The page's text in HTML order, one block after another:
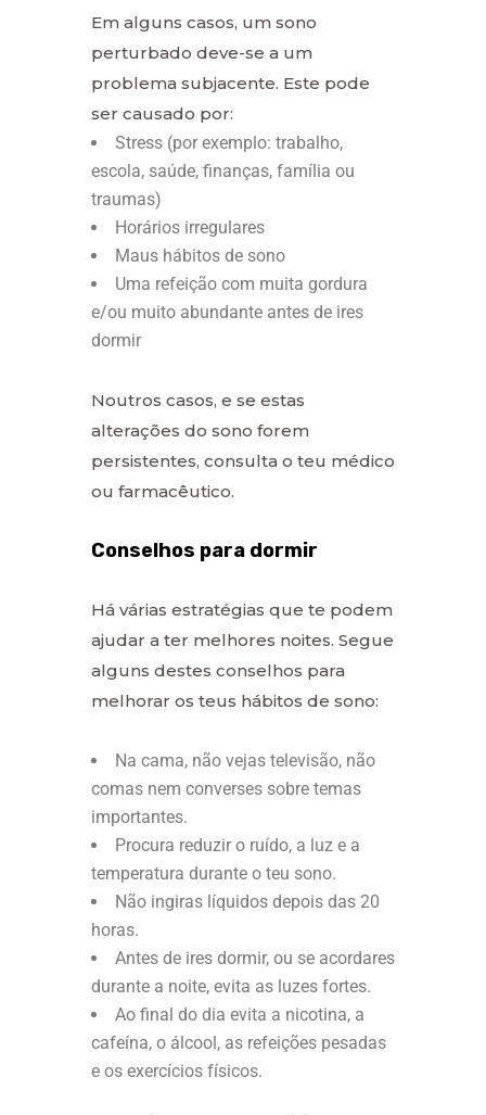
Em alguns casos, um sono
perturbado deve-se a um
problema subjacente. Este pode
ser causado por:
Stress (por exemplo: trabalho,
escola, saúde, finanças, família ou
traumas)
Horários irregulares
Maus hábitos de sono
Uma refeição com muita gordura
e/ou muito abundante antes de ires
dormir
Noutros casos, e se estas
alterações do sono forem
persistentes, consulta o teu médico
ou farmacêutico.
Conselhos para dormir
Há várias estratégias que te podem
ajudar a ter melhores noites. Segue
alguns destes conselhos para
melhorar os teus hábitos de sono:
Na cama, não vejas televisão, não
comas nem converses sobre temas
importantes.
Procura reduzir o ruído, a luz e a
temperatura durante o teu sono.
Não ingiras líquidos depois das 20
horas.
Antes de ires dormir, ou se acordares
durante a noite, evita as luzes fortes.
Ao final do dia evita a nicotina, a
cafeína, o álcool, as refeições pesadas
e os exercícios físicos.